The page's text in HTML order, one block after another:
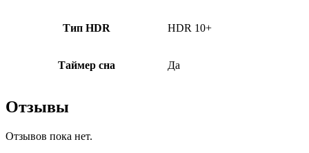
Тип HDR HDR 10+
Таймер сна Да
Отзывы
Отзывов пока нет.